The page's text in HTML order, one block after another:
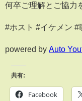
何卒ご理解とご協力
#ホスト #イケメン #
powered by Auto
共有:
Facebook